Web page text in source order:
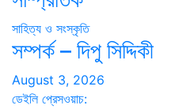
সাহিত্য ও সংস্কৃতি
সম্পর্ক – দিপু সিদ্দিকী
August 3, 2026
ডেইলি প্রেসওয়াচ: